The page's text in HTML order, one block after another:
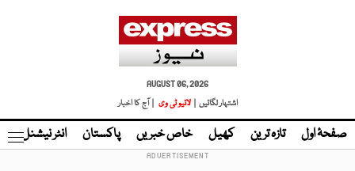
AUGUST 06, 2026
اشتہار لگائیں |
لائیو ٹی وی | آج کا اخبار
صفحۂ اول تازہ ترین کھیل خاص خبریں پاکستان انٹر نیشنل